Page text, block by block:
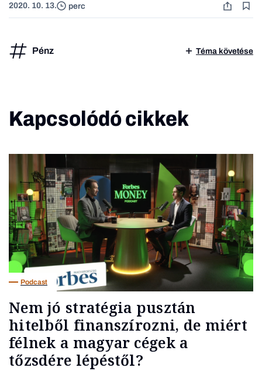
2020. 10. 13. perc
Pénz Téma követése
Kapcsolódó cikkek
Podcast
Nem jó stratégia pusztán
hitelből finanszírozni, de miért
félnek a magyar cégek a
tőzsdére lépéstől?